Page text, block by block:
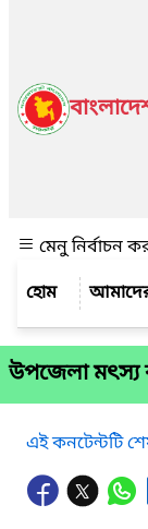
মেনু নির্বাচন
উপজেলা মৎস্য
এই কনটেন্টটি